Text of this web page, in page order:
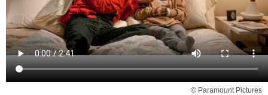
© Paramount Pictures